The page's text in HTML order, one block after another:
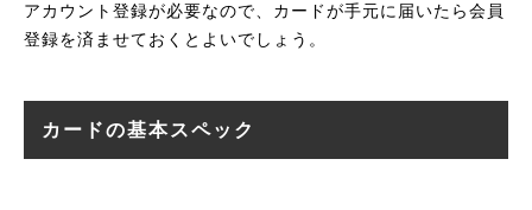
アカウント登録が必要なので、カードが手元に届いたら会員
登録を済ませておくとよいでしょう。
カードの基本スペック